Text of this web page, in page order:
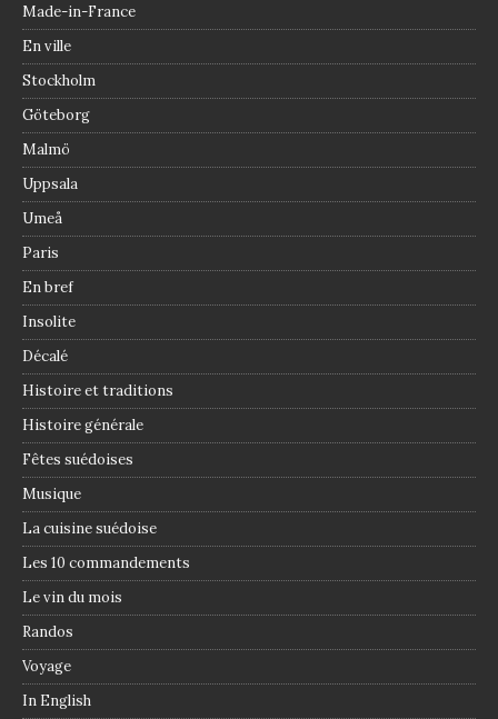
Made-in-France
En ville
Stockholm
Göteborg
Malmö
Uppsala
Umeå
Paris
En bref
Insolite
Décalé
Histoire et traditions
Histoire générale
Fêtes suédoises
Musique
La cuisine suédoise
Les 10 commandements
Le vin du mois
Randos
Voyage
In English